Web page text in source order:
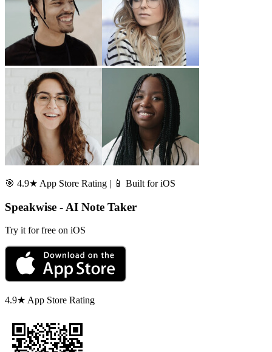
🎯 4.9★ App Store Rating | 📱 Built for iOS
Speakwise - AI Note Taker
Try it for free on iOS
4.9★ App Store Rating